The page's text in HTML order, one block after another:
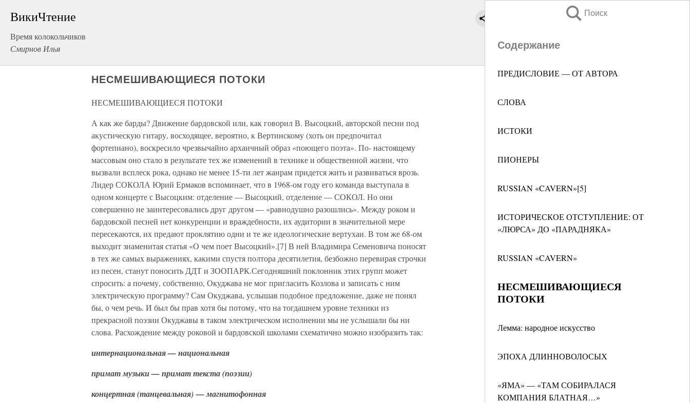
ВикиЧтение
Время колокольчиков
Смирнов Илья
Поиск
Содержание
ПРЕДИСЛОВИЕ — ОТ АВТОРА
СЛОВА
ИСТОКИ
ПИОНЕРЫ
RUSSIAN «CAVERN»[5]
ИСТОРИЧЕСКОЕ ОТСТУПЛЕНИЕ: ОТ
«ЛЮРСА» ДО «ПАРАДНЯКА»
RUSSIAN «CAVERN»
НЕСМЕШИВАЮЩИЕСЯ
ПОТОКИ
Лемма: народное искусство
ЭПОХА ДЛИННОВОЛОСЫХ
«ЯМА» — «ТАМ СОБИРАЛАСЯ
КОМПАНИЯ БЛАТНАЯ…»
НЕСМЕШИВАЮЩИЕСЯ ПОТОКИ
НЕСМЕШИВАЮЩИЕСЯ ПОТОКИ
А как же барды? Движение бардовской или, как говорил В. Высоцкий, авторской песни под
акустическую гитару, восходящее, вероятно, к Вертинскому (хоть он предпочитал
фортепиано), воскресило чрезвычайно архаичный образ «поющего поэта». По- настоящему
массовым оно стало в результате тех же изменений в технике и общественной жизни, что
вызвали всплеск рока, однако не менее 15-ти лет жанрам придется жить и развиваться врозь.
Лидер СОКОЛА Юрий Ермаков вспоминает, что в 1968-ом году его команда выступала в
одном концерте с Высоцким: отделение — Высоцкий, отделение — СОКОЛ. Но они
совершенно не заинтересовались друг другом — «равнодушно разошлись». Между роком и
бардовской песней нет конкуренции и враждебности, их аудитории в значительной мере
пересекаются, их предают проклятию одни и те же идеологические вертухаи. В том же 68-ом
выходит знаменитая статья «О чем поет Высоцкий».[7] В ней Владимира Семеновича поносят
в тех же самых выражениях, какими спустя полтора десятилетия, безбожно перевирая строчки
из песен, станут поносить ДДТ и ЗООПАРК.Сегодняшний поклонник этих групп может
спросить: а почему, собственно, Окуджава не мог пригласить Козлова и записать с ним
электрическую программу? Сам Окуджава, услышав подобное предложение, даже не понял
бы, о чем речь. И был бы прав хотя бы потому, что на тогдашнем уровне техники из
прекрасной поэзии Окуджавы в таком электрическом исполнении мы не услышали бы ни
слова. Расхождение между роковой и бардовской школами схематично можно изобразить так:
интернациональная — национальная
примат музыки — примат текста (поэзии)
концертная (танцевальная) — магнитофонная